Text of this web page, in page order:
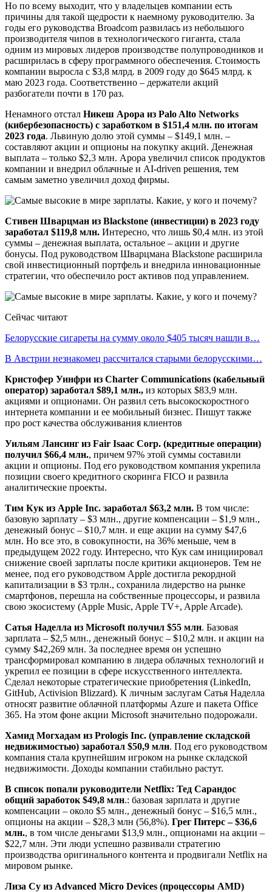
Но по всему выходит, что у владельцев компании есть
причины для такой щедрости к наемному руководителю. За
годы его руководства Broadcom развилась из небольшого
производителя чипов в технологического гиганта, стала
одним из мировых лидеров производстве полупроводников и
расширилась в сферу программного обеспечения. Стоимость
компании выросла с $3,8 млрд. в 2009 году до $645 млрд. к
маю 2023 года. Соответственно – держатели акций
разбогатели почти в 170 раз.
Ненамного отстал Никеш Арора из Palo Alto Networks
(кибербезопасность) с заработком в $151,4 млн. по итогам
2023 года. Львиную долю этой суммы – $149,1 млн. –
составляют акции и опционы на покупку акций. Денежная
выплата – только $2,3 млн. Арора увеличил список продуктов
компании и внедрил облачные и AI-driven решения, тем
самым заметно увеличил доход фирмы.
Стивен Шварцман из Blackstone (инвестиции) в 2023 году
заработал $119,8 млн. Интересно, что лишь $0,4 млн. из этой
суммы – денежная выплата, остальное – акции и другие
бонусы. Под руководством Шварцмана Blackstone расширила
свой инвестиционный портфель и внедрила инновационные
стратегии, что обеспечило рост активов под управлением.
Сейчас читают
Белорусские сигареты на сумму около $405 тысяч нашли в…
В Австрии незнакомец рассчитался старыми белорусскими…
Кристофер Уинфри из Charter Communications (кабельный
оператор) заработал $89,1 млн., из которых $83,9 млн.
акциями и опционами. Он развил сеть высокоскоростного
интернета компании и ее мобильный бизнес. Пишут также
про рост качества обслуживания клиентов
Уильям Лансинг из Fair Isaac Corp. (кредитные операции)
получил $66,4 млн., причем 97% этой суммы составили
акции и опционы. Под его руководством компания укрепила
позиции своего кредитного скоринга FICO и развила
аналитические проекты.
Тим Кук из Apple Inc. заработал $63,2 млн. В том числе:
базовую зарплату – $3 млн., другие компенсации – $1,9 млн.,
денежный бонус – $10,7 млн. и еще акции на сумму $47,6
млн. Но все это, в совокупности, на 36% меньше, чем в
предыдущем 2022 году. Интересно, что Кук сам инициировал
снижение своей зарплаты после критики акционеров. Тем не
менее, под его руководством Apple достигла рекордной
капитализации в $3 трлн., сохранила лидерство на рынке
смартфонов, перешла на собственные процессоры, и развила
свою экосистему (Apple Music, Apple TV+, Apple Arcade).
Сатья Наделла из Microsoft получил $55 млн. Базовая
зарплата – $2,5 млн., денежный бонус – $10,2 млн. и акции на
сумму $42,269 млн. За последнее время он успешно
трансформировал компанию в лидера облачных технологий и
укрепил ее позиции в сфере искусственного интеллекта.
Сделал некоторые стратегические приобретения (LinkedIn,
GitHub, Activision Blizzard). К личным заслугам Сатья Наделла
относят развитие облачной платформы Azure и пакета Office
365. На этом фоне акции Microsoft значительно подорожали.
Хамид Могхадам из Prologis Inc. (управление складской
недвижимостью) заработал $50,9 млн. Под его руководством
компания стала крупнейшим игроком на рынке складской
недвижимости. Доходы компании стабильно растут.
В список попали руководители Netflix: Тед Сарандос
общий заработок $49,8 млн.: базовая зарплата и другие
компенсации – около $5 млн., денежный бонус – $16,5 млн.,
опционы на акции – $28,3 млн (56,8%). Грег Питерс – $36,6
млн., в том числе деньгами $13,9 млн., опционами на акции –
$22,7 млн. Эти люди успешно развивали стратегию
производства оригинального контента и продвигали Netflix на
мировом рынке.
Лиза Су из Advanced Micro Devices (процессоры AMD)